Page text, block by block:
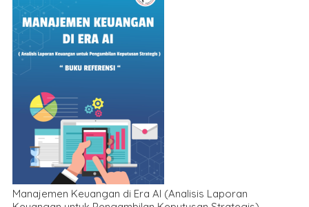
Manajemen Keuangan di Era AI (Analisis Laporan